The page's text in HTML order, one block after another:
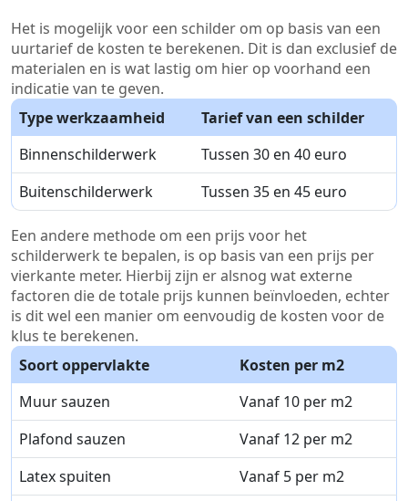
Het is mogelijk voor een schilder om op basis van een
uurtarief de kosten te berekenen. Dit is dan exclusief de
materialen en is wat lastig om hier op voorhand een
indicatie van te geven.
Type werkzaamheid
Tarief van een schilder
Binnenschilderwerk
Tussen 30 en 40 euro
Buitenschilderwerk
Tussen 35 en 45 euro
Een andere methode om een prijs voor het
schilderwerk te bepalen, is op basis van een prijs per
vierkante meter. Hierbij zijn er alsnog wat externe
factoren die de totale prijs kunnen beïnvloeden, echter
is dit wel een manier om eenvoudig de kosten voor de
klus te berekenen.
Soort oppervlakte
Kosten per m2
Muur sauzen
Vanaf 10 per m2
Plafond sauzen
Vanaf 12 per m2
Latex spuiten
Vanaf 5 per m2